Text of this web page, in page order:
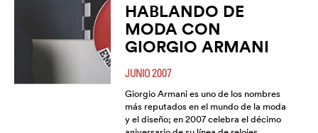
HABLANDO DE
MODA CON
GIORGIO ARMANI
JUNIO 2007
Giorgio Armani es uno de los nombres
más reputados en el mundo de la moda
y el diseño; en 2007 celebra el décimo